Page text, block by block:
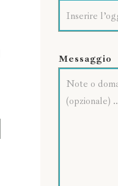
Messaggio